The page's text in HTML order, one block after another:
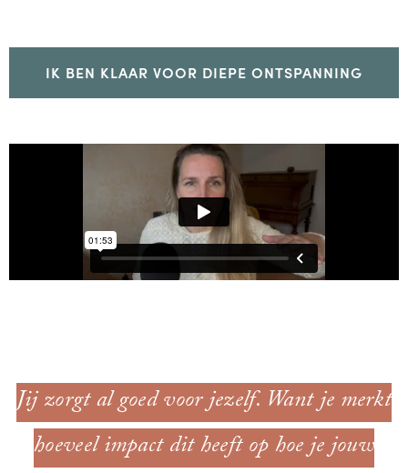
IK BEN KLAAR VOOR DIEPE ONTSPANNING
Jij zorgt al goed voor jezelf. Want je merkt
hoeveel impact dit heeft op hoe je jouw